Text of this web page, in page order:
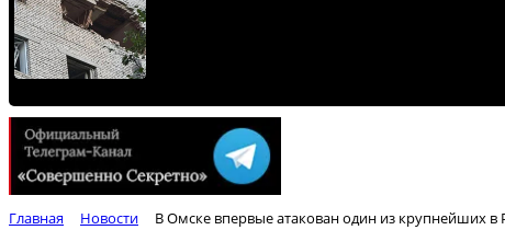
Главная Новости В Омске впервые атакован один из крупнейших в